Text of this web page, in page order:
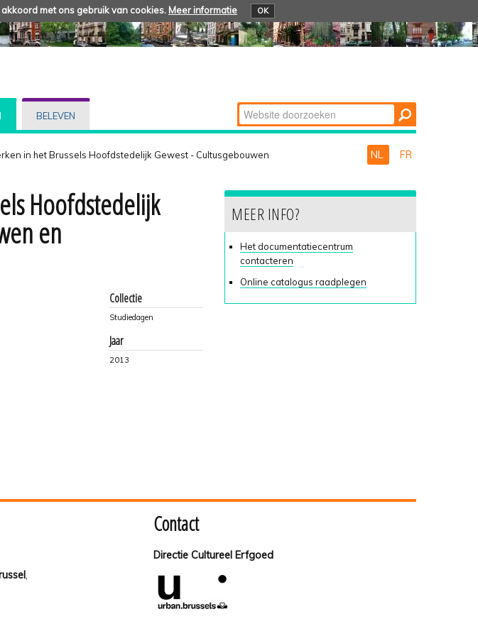
met ons gebruik van cookies. Meer informatie OK
BELEVEN Zoek
Geavanceerd
in het Brussels Hoofdstedelijk Gewest - Cultusgebouwen
NL FR
Hoofdstedelijk
en
Collectie
Studiedagen
Jaar
2013
MEER INFO?
Het documentatiecentrum
contacteren
Online catalogus raadplegen
,
Contact
Directie Cultureel Erfgoed